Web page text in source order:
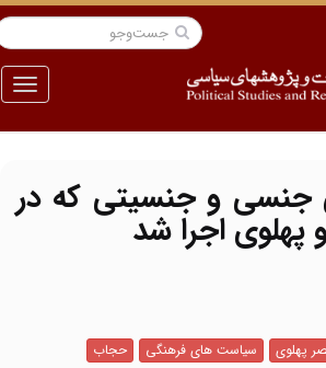
منو
و جنسیتی که در
پهلوی اجرا شد
پهلوی سیاست های فرهنگی حجاب